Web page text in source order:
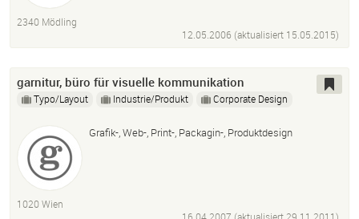
2340 Mödling
12.05.2006 (aktualisiert 15.05.2015)
garnitur, büro für visuelle kommunikation
Typo/Layout Industrie/Produkt Corporate Design
Grafik-, Web-, Print-, Packagin-, Produktdesign
1020 Wien